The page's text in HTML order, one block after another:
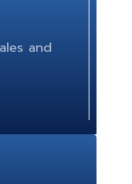
and